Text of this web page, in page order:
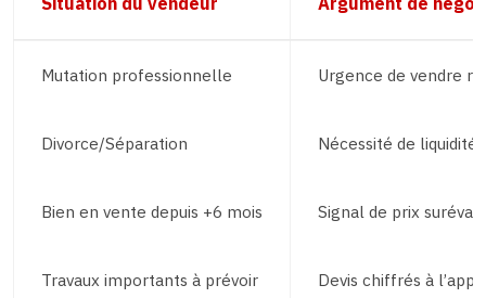
Mutation professionnelle Urgence de vendre
Divorce/Séparation Nécessité de liquidité
Bien en vente depuis +6 mois Signal de prix
Travaux importants à prévoir Devis chiffrés à l’appui